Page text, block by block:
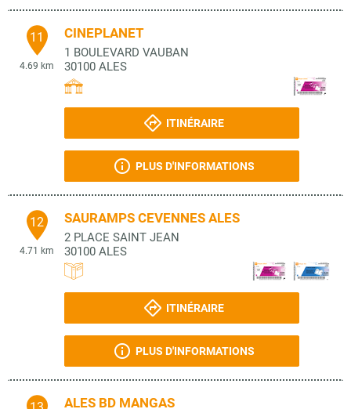
11
4.69 km
CINEPLANET
1 BOULEVARD VAUBAN
30100 ALES
ITINÉRAIRE
PLUS D'INFORMATIONS
12
4.71 km
SAURAMPS CEVENNES ALES
2 PLACE SAINT JEAN
30100 ALES
ITINÉRAIRE
PLUS D'INFORMATIONS
ALES BD MANGAS